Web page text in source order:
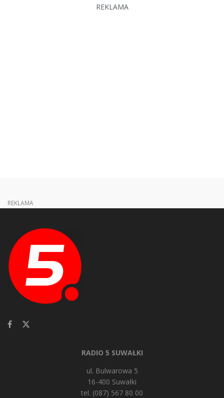
REKLAMA
REKLAMA
RADIO 5 SUWAŁKI
ul. Bulwarowa 5
16-400 Suwałki
tel. (087) 567 80 00